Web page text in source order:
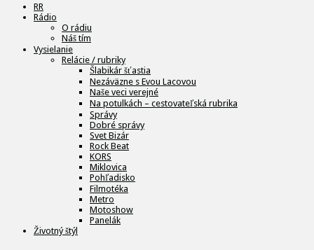
RR
Rádio
O rádiu
Náš tím
Vysielanie
Relácie / rubriky
Šlabikár šťastia
Nezáväzne s Evou Lacovou
Naše veci verejné
Na potulkách – cestovateľská rubrika
Správy
Dobré správy
Svet Bizár
Rock Beat
KORS
Miklovica
Pohľadisko
Filmotéka
Metro
Motoshow
Panelák
Životný štýl